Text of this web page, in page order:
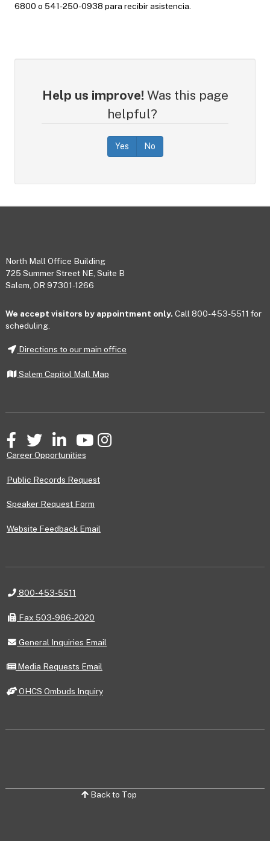
6800 o 541-250-0938 para recibir asistencia.
Help us improve! Was this page
helpful?
Yes No
Footer
North Mall Office Building
725 Summer Street NE, Suite B
Salem, OR 97301-1266
We accept visitors by appointment only. Call 800-453-5511 for
scheduling.
Directions to our main office
Salem Capitol Mall Map
FacebookTwitter LinkedInYouTubeInstagram
Career Opportunities
Public Records Request
Speaker Request Form
Website Feedback Email
Telephone
800-453-5511
Fax
Fax 503-986-2020
General
Email
General Inquiries Email
Media
Email
Media Requests Email
OHCS
OHCS Ombuds Inquiry
Back to Top